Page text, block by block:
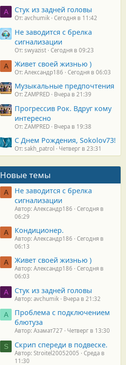
A Стук из задней головы
От: avchumik Сегодня в 11:42
Не заводится с брелка
сигнализации
От: swyazist Сегодня в 09:23
А Живет своей жизнью )
От: Александр186 Сегодня в 06:03
Музыкальные предпочтения
От: ZAMPRED Вчера в 21:39
Прогрессив Рок. Вдруг кому
интересно
От: ZAMPRED Вчера в 19:38
С Днем Рождения, Sokolov73!
От: sakh_patrol Четверг в 23:31
Новые темы
А
Не заводится с брелка
сигнализации
Автор: Александр186
Сегодня в
06:29
А Кондиционер.
Автор: Александр186
Сегодня в
06:13
А Живет своей жизнью )
Автор: Александр186
Сегодня в
06:03
A Стук из задней головы
Автор: avchumik Вчера в 21:32
А
Проблема с подключением
блютуза
Автор: Азамат727 Четверг в 13:30
S Скрип спереди в подвеске.
Автор: Stroitel20052005
Среда в
11:30